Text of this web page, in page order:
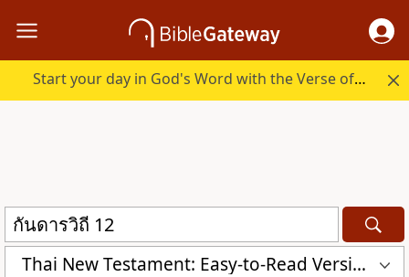
Start your day in God's Word with the Verse of the Day.
Thai New Testament: Easy-to-Read Version (ERV-TH)